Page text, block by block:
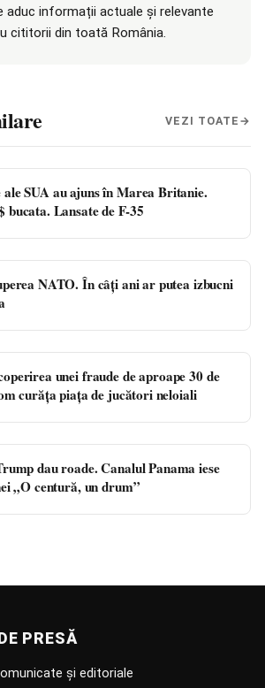
aduc informații actuale și relevante
cititorii din toată România.
VEZI TOATE
ale SUA au ajuns în Marea Britanie.
bucata. Lansate de F-35
NATO. În câți ani ar putea izbucni
unei fraude de aproape 30 de
curăţa piața de jucători neloiali
dau roade. Canalul Panama iese
„O centură, un drum”
PRESĂ
și editoriale